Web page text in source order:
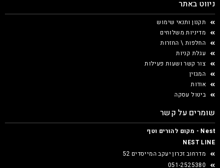
ניווט באתר
תקנון ותנאי שימוש
מדיניות משלוחים
החלפות \ החזרות
עגלת קניות
צור קשר ושעות פעילות
המגזין
אודות
ביטול עסקה
שומרים על קשר
Nest - מקום להורים וטף
NEST LINE
מדרחוב זכרון יעקב המייסדים 52
051-2525380